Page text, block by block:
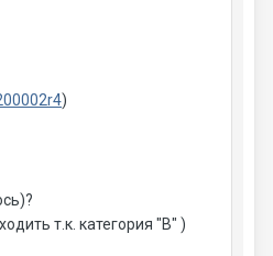
)
т.к. категория "В" )